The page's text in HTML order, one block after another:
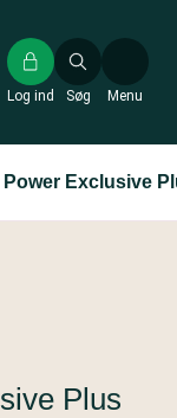
Søg
Log ind Menu
Exclusive
Plus